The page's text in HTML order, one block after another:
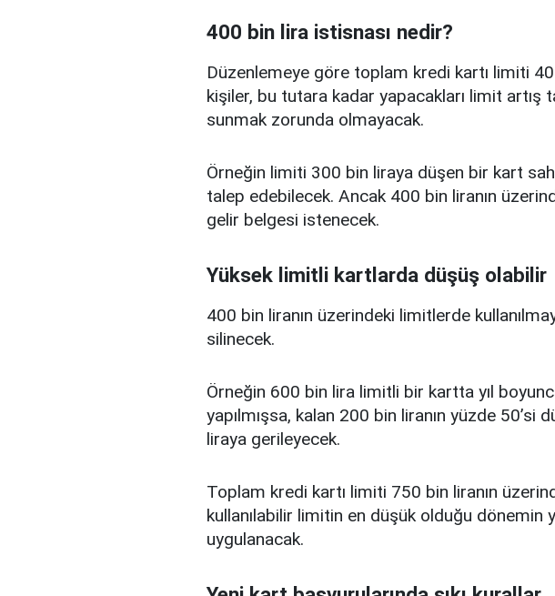
400 bin lira istisnası nedir?
Düzenlemeye göre toplam kredi kartı limiti
kişiler, bu tutara kadar yapacakları limit artış
sunmak zorunda olmayacak.
Örneğin limiti 300 bin liraya düşen bir kart
talep edebilecek. Ancak 400 bin liranın
gelir belgesi istenecek.
Yüksek limitli kartlarda düşüş olabilir
400 bin liranın üzerindeki limitlerde
silinecek.
Örneğin 600 bin lira limitli bir kartta yıl
yapılmışsa, kalan 200 bin liranın yüzde 50’si
liraya gerileyecek.
Toplam kredi kartı limiti 750 bin liranın
kullanılabilir limitin en düşük olduğu dönemin
uygulanacak.